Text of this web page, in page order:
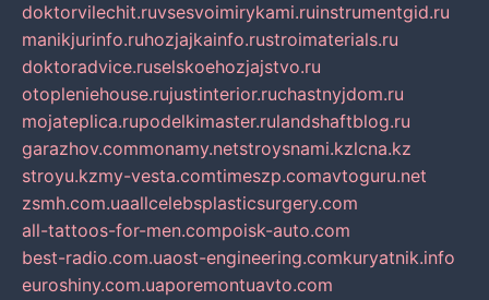
doktorvilechit.ruvsesvoimirykami.ruinstrumentgid.ru
manikjurinfo.ruhozjajkainfo.rustroimaterials.ru
doktoradvice.ruselskoehozjajstvo.ru
otopleniehouse.rujustinterior.ruchastnyjdom.ru
mojateplica.rupodelkimaster.rulandshaftblog.ru
garazhov.commonamy.netstroysnami.kzlcna.kz
stroyu.kzmy-vesta.comtimeszp.comavtoguru.net
zsmh.com.uaallcelebsplasticsurgery.com
all-tattoos-for-men.compoisk-auto.com
best-radio.com.uaost-engineering.comkuryatnik.info
euroshiny.com.uaporemontuavto.com